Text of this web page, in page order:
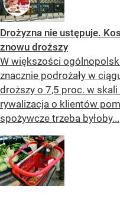
Drożyzna nie ustępuje.
znowu droższy
W większości
znacznie podrożały w
droższy o 7,5 proc. w
rywalizacja o klientów
spożywcze trzeba byłoby...